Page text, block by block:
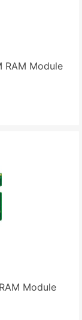
RAM Module
Module